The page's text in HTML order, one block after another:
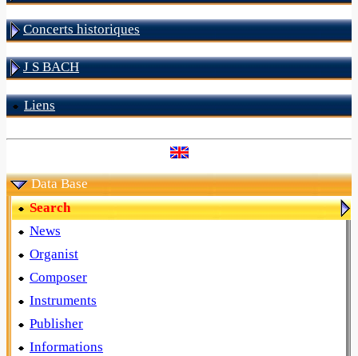
Concerts historiques
J S BACH
Liens
Data Base
Search
News
Organist
Composer
Instruments
Publisher
Informations